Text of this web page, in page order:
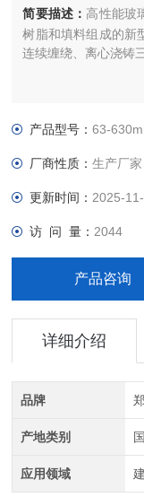
简要描述： 高性能玻
树脂和填料组成的新
连续缠绕、离心浇铸
产品型号：63-
厂商性质：生产厂家
更新时间： 2025-
访 问 量： 2044
产品咨询
详细介绍
品牌
产地类别
应用领域